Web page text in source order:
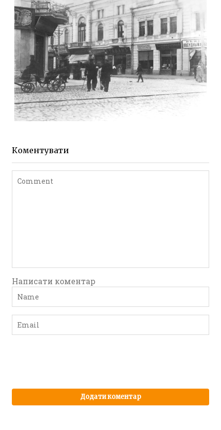
до 1917 року
Leave a comment
ЖИТОМИР МИХАЙЛІВСЬКА 1903 РОКУ
Коментувати
Написати коментар